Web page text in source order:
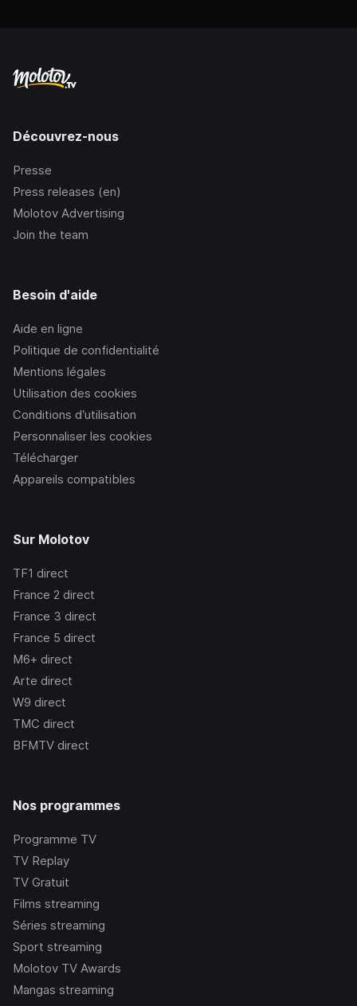
Découvrez-nous
Presse
Press releases (en)
Molotov Advertising
Join the team
Besoin d'aide
Aide en ligne
Politique de confidentialité
Mentions légales
Utilisation des cookies
Conditions d’utilisation
Personnaliser les cookies
Télécharger
Appareils compatibles
Sur Molotov
TF1 direct
France 2 direct
France 3 direct
France 5 direct
M6+ direct
Arte direct
W9 direct
TMC direct
BFMTV direct
Nos programmes
Programme TV
TV Replay
TV Gratuit
Films streaming
Séries streaming
Sport streaming
Molotov TV Awards
Mangas streaming